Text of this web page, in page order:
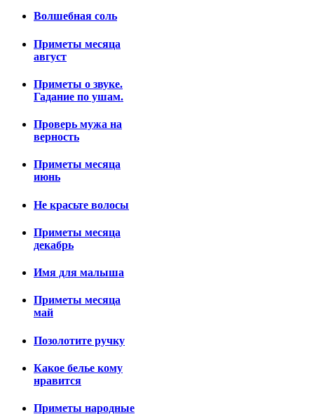
Волшебная соль
Приметы месяца
август
Приметы о звуке.
Гадание по ушам.
Проверь мужа на
верность
Приметы месяца
июнь
Не красьте волосы
Приметы месяца
декабрь
Имя для малыша
Приметы месяца
май
Позолотите ручку
Какое белье кому
нравится
Приметы народные